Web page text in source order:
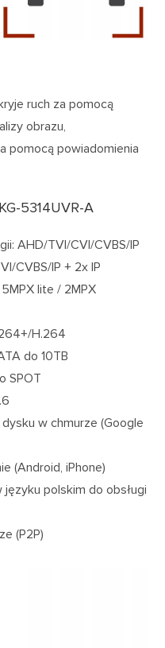
ruch za pomocą
obrazu,
pomocą powiadomienia
5314UVR-A
AHD/TVI/CVI/CVBS/IP
CVBS/IP + 2x IP
lite / 2MPX
H.264
do 10TB
SPOT
w chmurze (Google
(Android, iPhone)
polskim do obsługi
(P2P)